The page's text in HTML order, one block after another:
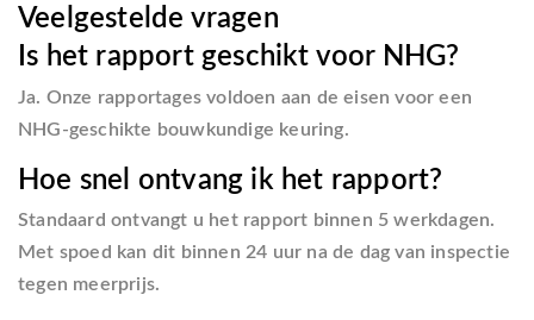
Veelgestelde vragen
Is het rapport geschikt voor NHG?
Ja. Onze rapportages voldoen aan de eisen voor een
NHG-geschikte bouwkundige keuring.
Hoe snel ontvang ik het rapport?
Standaard ontvangt u het rapport binnen 5 werkdagen.
Met spoed kan dit binnen 24 uur na de dag van inspectie
tegen meerprijs.